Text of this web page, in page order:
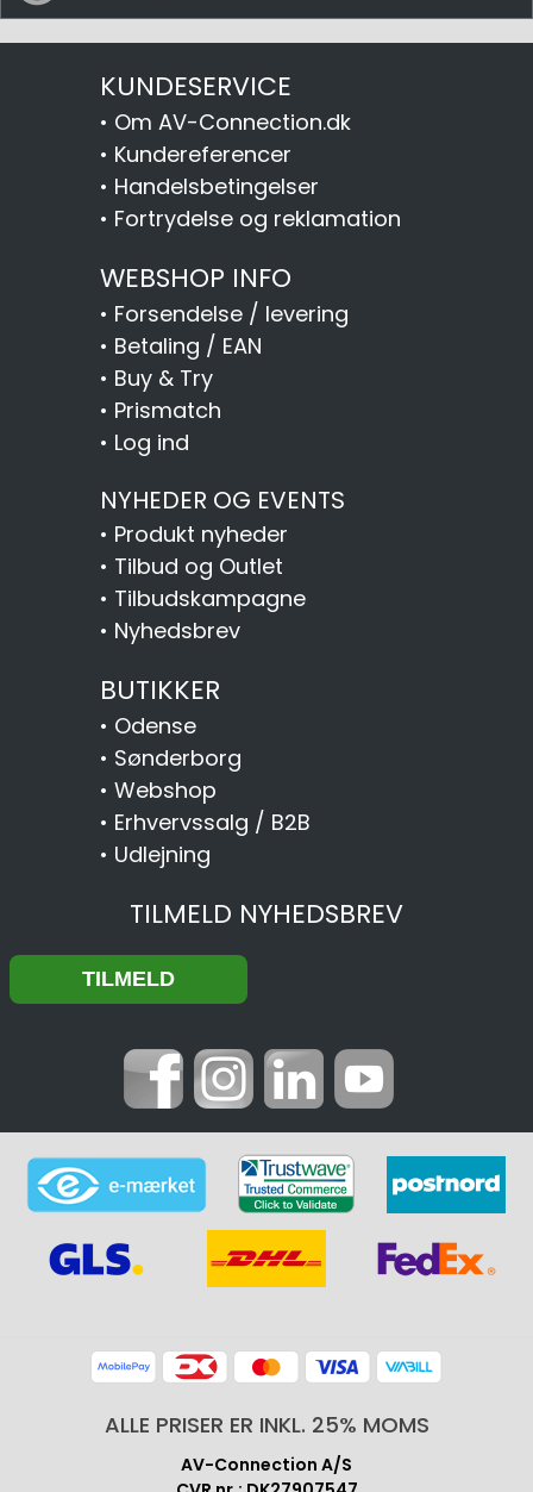
KUNDESERVICE
• Om AV-Connection.dk
• Kundereferencer
• Handelsbetingelser
• Fortrydelse og reklamation
WEBSHOP INFO
• Forsendelse / levering
• Betaling / EAN
• Buy & Try
• Prismatch
• Log ind
NYHEDER OG EVENTS
• Produkt nyheder
• Tilbud og Outlet
• Tilbudskampagne
• Nyhedsbrev
BUTIKKER
• Odense
• Sønderborg
• Webshop
• Erhvervssalg / B2B
• Udlejning
TILMELD NYHEDSBREV
ALLE PRISER ER INKL. 25% MOMS
AV-Connection A/S